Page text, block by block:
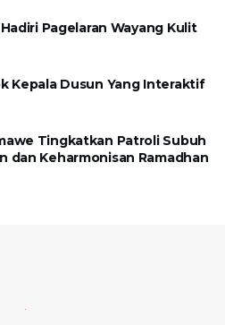
Pagelaran Wayang Kulit
Kepala Dusun Yang Interaktif
Tingkatkan Patroli Subuh
dan Keharmonisan Ramadhan